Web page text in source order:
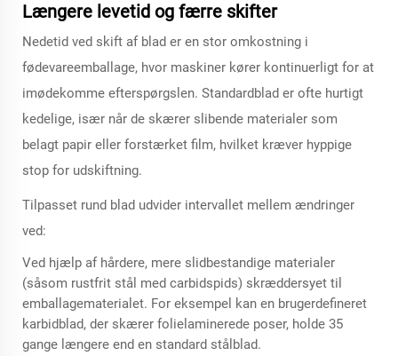
Længere levetid og færre skifter
Nedetid ved skift af blad er en stor omkostning i
fødevareemballage, hvor maskiner kører kontinuerligt for at
imødekomme efterspørgslen. Standardblad er ofte hurtigt
kedelige, især når de skærer slibende materialer som
belagt papir eller forstærket film, hvilket kræver hyppige
stop for udskiftning.
Tilpasset rund blad udvider intervallet mellem ændringer
ved:
Ved hjælp af hårdere, mere slidbestandige materialer
(såsom rustfrit stål med carbidspids) skræddersyet til
emballagematerialet. For eksempel kan en brugerdefineret
karbidblad, der skærer folielaminerede poser, holde 35
gange længere end en standard stålblad.